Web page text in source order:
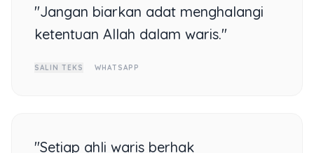
"Jangan biarkan adat menghalangi
ketentuan Allah dalam waris."
SALIN TEKS WHATSAPP
"Setiap ahli waris berhak